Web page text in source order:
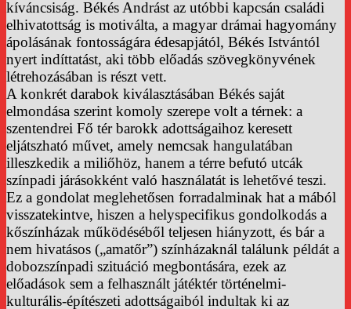
kíváncsiság. Békés Andrást az utóbbi kapcsán családi
elhivatottság is motiválta, a magyar drámai hagyomány
ápolásának fontosságára édesapjától, Békés Istvántól
nyert indíttatást, aki több előadás szövegkönyvének
létrehozásában is részt vett.
A konkrét darabok kiválasztásában Békés saját
elmondása szerint komoly szerepe volt a térnek: a
szentendrei Fő tér barokk adottságaihoz keresett
eljátszható művet, amely nemcsak hangulatában
illeszkedik a miliőhöz, hanem a térre befutó utcák
színpadi járásokként való használatát is lehetővé teszi.
Ez a gondolat meglehetősen forradalminak hat a mából
visszatekintve, hiszen a helyspecifikus gondolkodás a
kőszínházak működéséből teljesen hiányzott, és bár a
nem hivatásos („amatőr”) színházaknál találunk példát a
dobozszínpadi szituáció megbontására, ezek az
előadások sem a felhasznált játéktér történelmi-
kulturális-építészeti adottságaiból indultak ki az